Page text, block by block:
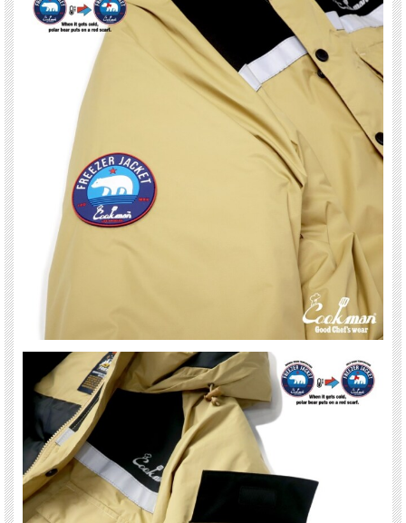
『COOKMAN Los Angeles California』
「機能的で動きやすく料理をクリエイトする時もっとカッコいいウエアは無い
そんなアメリカ西海岸の料理人の要望を満たす為に生れたのがCOOKMANです。
そのデザイン及び機能性の高さから彼らがキッチンで創作活動をする時のみなら
ず、Off Dutyの場面でも好んで使用され、one mile wearとして完全にその地位を確
手ごろな価格とそのデザインの豊富さから、今では料理人の特別なアイテムではな
く、年齢や性別を選ばないNo Gender and Age gapなアイテムとして多くの人たち
から支持されています。